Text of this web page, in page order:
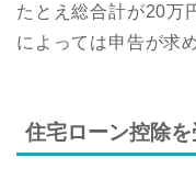
たとえ総合計が20万
によっては申告が求
住宅ローン控除